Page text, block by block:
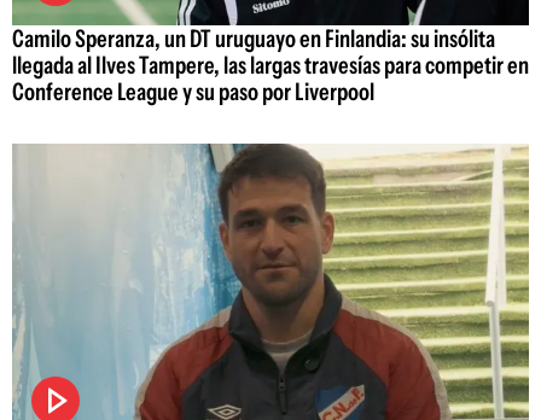
Camilo Speranza, un DT uruguayo en Finlandia: su insólita
llegada al Ilves Tampere, las largas travesías para competir en
Conference League y su paso por Liverpool